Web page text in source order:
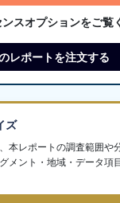
スオプションをご覧
レポートを注文する
ズ
本レポートの調査範囲や
メント・地域・データ項